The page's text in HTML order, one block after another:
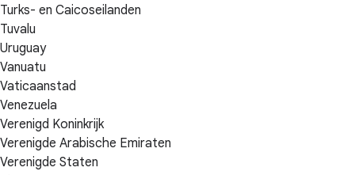
Turks- en Caicoseilanden
Tuvalu
Uruguay
Vanuatu
Vaticaanstad
Venezuela
Verenigd Koninkrijk
Verenigde Arabische Emiraten
Verenigde Staten